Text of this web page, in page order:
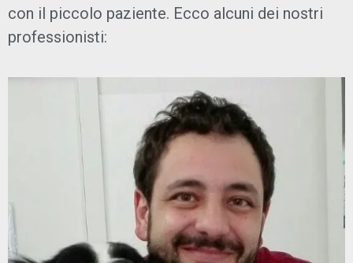
con il piccolo paziente. Ecco alcuni dei nostri
professionisti: